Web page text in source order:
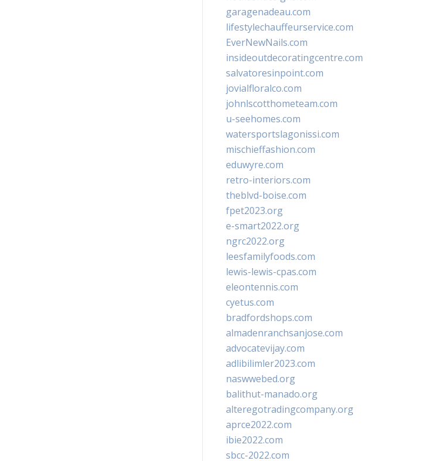
garagenadeau.com
lifestylechauffeurservice.com
EverNewNails.com
insideoutdecoratingcentre.com
salvatoresinpoint.com
jovialfloralco.com
johnlscotthometeam.com
u-seehomes.com
watersportslagonissi.com
mischieffashion.com
eduwyre.com
retro-interiors.com
theblvd-boise.com
fpet2023.org
e-smart2022.org
ngrc2022.org
leesfamilyfoods.com
lewis-lewis-cpas.com
eleontennis.com
cyetus.com
bradfordshops.com
almadenranchsanjose.com
advocatevijay.com
adlibilimler2023.com
naswwebed.org
balithut-manado.org
alteregotradingcompany.org
aprce2022.com
ibie2022.com
sbcc-2022.com